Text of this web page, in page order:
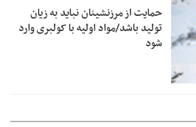
حمایت از مرزنشینان نباید به زیان
تولید باشد/مواد اولیه با کولبری وارد
شود